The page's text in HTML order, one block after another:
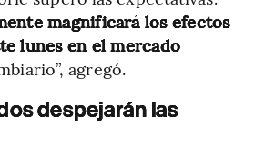
magnificará los efectos
lunes en el mercado
agregó.
despejarán las